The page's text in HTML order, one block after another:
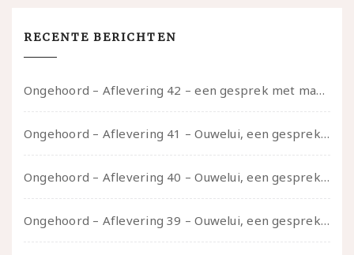
RECENTE BERICHTEN
Ongehoord – Aflevering 42 – een gesprek met marijn over seksueel opbloeien, het ouderschap uitvinden en verschillende leeftijden in je mee dragen
Ongehoord – Aflevering 41 – Ouwelui, een gesprek met Marcelle over polyamorie op latere leeftijd, (mantel)zorg voor je partners en seksueel plezier.
Ongehoord – Aflevering 40 – Ouwelui, een gesprek met Sadie Lune over vormende relaties en de geschiedenis van de queer pornobeweging
Ongehoord – Aflevering 39 – Ouwelui, een gesprek met Pepijn en Ivo over hun regenbooggezin, eigenzinnig ouder worden en Cruise Control